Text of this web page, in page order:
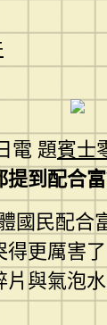
電 題賓士
提到配合
國民配合
得更厲害
片與氣泡